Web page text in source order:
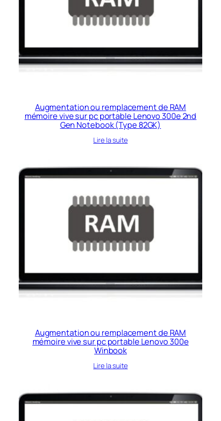
Augmentation ou remplacement de RAM
mémoire vive sur pc portable Lenovo 300e 2nd
Gen Notebook (Type 82GK)
Lire la suite
Augmentation ou remplacement de RAM
mémoire vive sur pc portable Lenovo 300e
Winbook
Lire la suite